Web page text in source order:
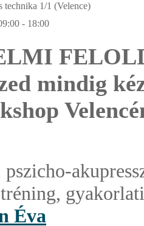
technika 1/1 (Velence)
- 18:00
mindig
pszicho-
Éva